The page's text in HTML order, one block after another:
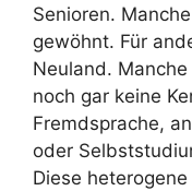
Senioren.
gewöhnt. Für
Neuland.
noch gar keine
Fremdsprache,
oder
Diese